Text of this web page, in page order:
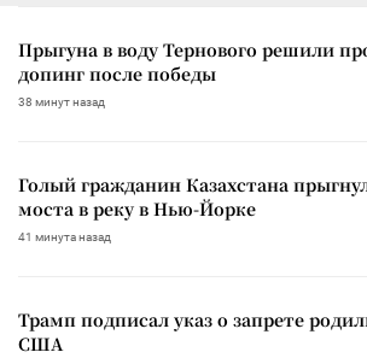
Прыгуна в воду Тернового решили
допинг после победы
38 минут назад
Голый гражданин Казахстана
моста в реку в Нью-Йорке
41 минута назад
Трамп подписал указ о запрете
США